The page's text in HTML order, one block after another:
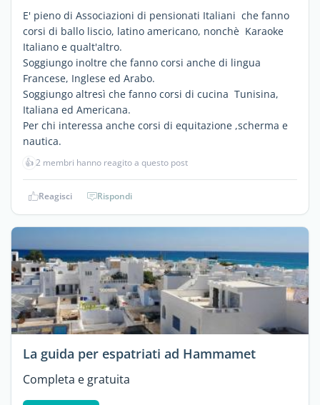
E' pieno di Associazioni di pensionati Italiani che fanno
corsi di ballo liscio, latino americano, nonchè Karaoke
Italiano e qualt'altro.
Soggiungo inoltre che fanno corsi anche di lingua
Francese, Inglese ed Arabo.
Soggiungo altresì che fanno corsi di cucina Tunisina,
Italiana ed Americana.
Per chi interessa anche corsi di equitazione ,scherma e
nautica.
👍2 membri hanno reagito a questo post
Reagisci Rispondi
La guida per espatriati ad Hammamet
Completa e gratuita